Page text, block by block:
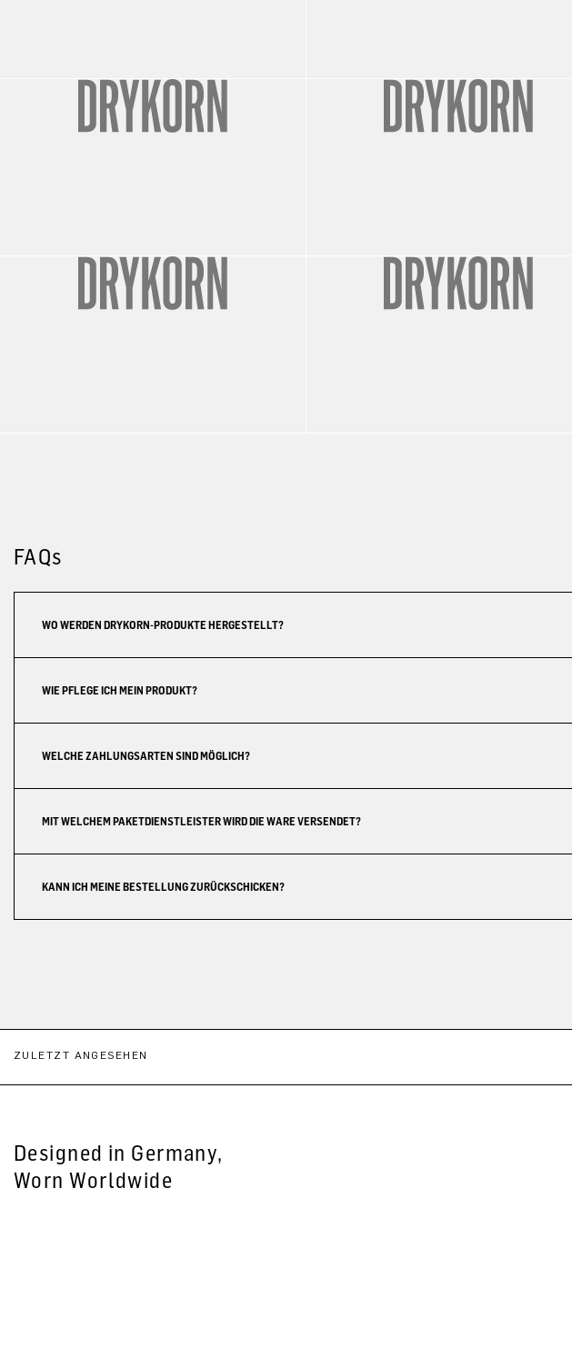
FAQs
WO WERDEN DRYKORN-PRODUKTE HERGESTELLT?
WIE PFLEGE ICH MEIN PRODUKT?
WELCHE ZAHLUNGSARTEN SIND MÖGLICH?
MIT WELCHEM PAKETDIENSTLEISTER WIRD DIE WARE VERSENDET?
KANN ICH MEINE BESTELLUNG ZURÜCKSCHICKEN?
ZULETZT ANGESEHEN
Designed in Germany,
Worn Worldwide